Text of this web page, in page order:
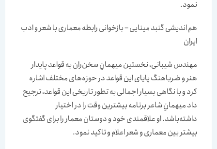
نمود.
هم اندیشی گنبد مینایی – بازخوانی رابطه معماری با شعر و ادب
ایران
مهندس شیبانی، نخستین میهمانِ سخن‌ران به قواعد پایدار
هنر و ضرباهنگ پایای این قواعد در حوزه‌های مختلف اشاره
کرد و با نگاهی بسیار اجمالی به تطور تاریخی این قواعد، ترجیح
داد میهمانِ شاعر برنامه بیشترین وقت را در اختیار
داشته‌باشد. او علاقمندی خود و دوستان معمار را برای گفتگوی
بیشتر بین معماری و شعر اعلام و تاکید نمود.